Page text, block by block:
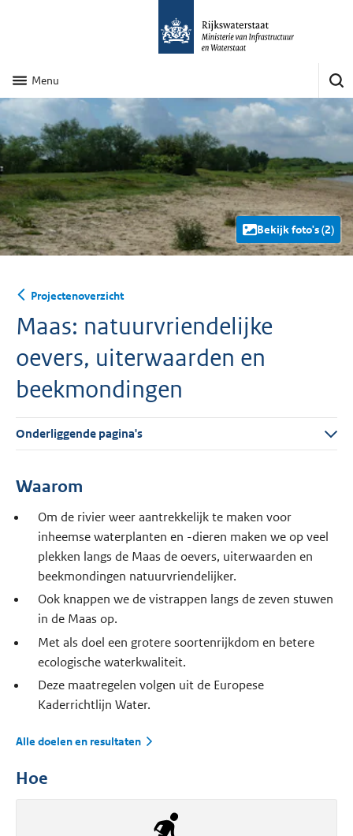
Menu
Bekijk foto's (2)
Projectenoverzicht
Maas: natuurvriendelijke
oevers, uiterwaarden en
beekmondingen
Onderliggende pagina's
Waarom
Om de rivier weer aantrekkelijk te maken voor
inheemse waterplanten en -dieren maken we op veel
plekken langs de Maas de oevers, uiterwaarden en
beekmondingen natuurvriendelijker.
Ook knappen we de vistrappen langs de zeven stuwen
in de Maas op.
Met als doel een grotere soortenrijkdom en betere
ecologische waterkwaliteit.
Deze maatregelen volgen uit de Europese
Kaderrichtlijn Water.
Alle doelen en resultaten
Hoe